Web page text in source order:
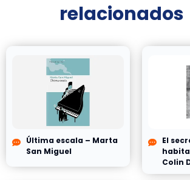
relacionados
Última escala – Marta
San Miguel
El
Colin